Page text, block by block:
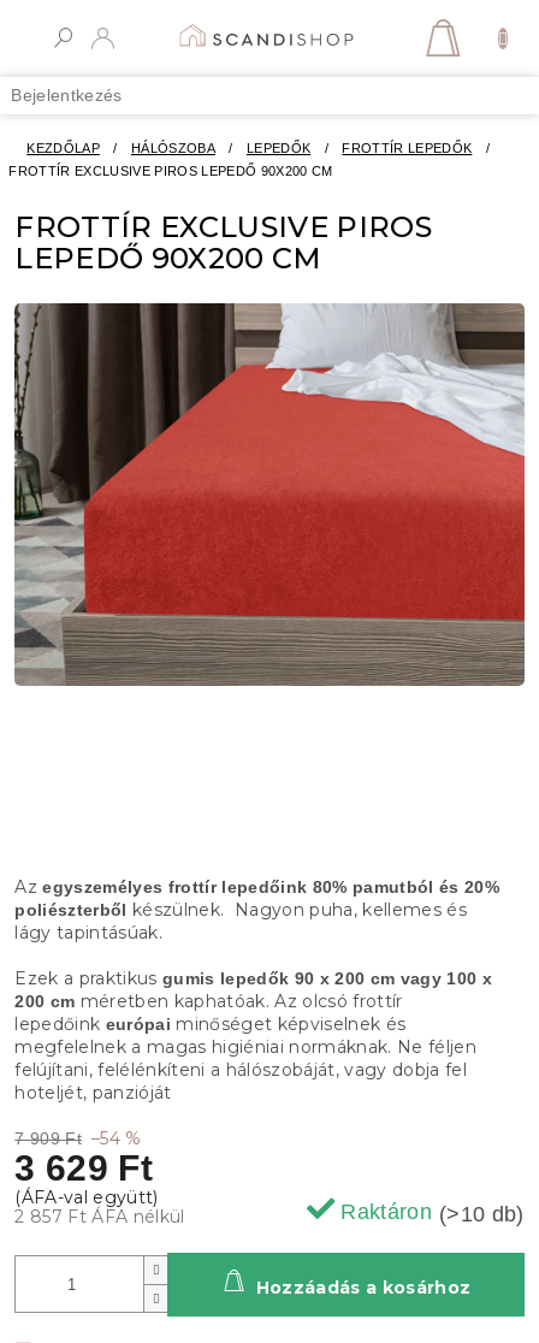
Bejelentkezés
KOSÁR
KEZDŐLAP / HÁLÓSZOBA / LEPEDŐK / FROTTÍR LEPEDŐK
/
FROTTÍR EXCLUSIVE PIROS LEPEDŐ 90X200 CM
FROTTÍR EXCLUSIVE PIROS
LEPEDŐ 90X200 CM
7 909 Ft –54 %
3 629 Ft
2 857 Ft ÁFA nélkül Raktáron (>10 db)
Hozzáadás a kosárhoz
Azegyszemélyes frottír lepedőink 80% pamutból és 20%
poliészterből készülnek.
Nagyon puha, kellemes és
lágy tapintásúak.
Ezek a praktikus gumis lepedők 90 x 200 cm vagy 100 x
200 cm méretben kaphatóak. Az olcsó frottír
lepedőink európai minőséget képviselnek és
megfelelnek a magas higiéniai normáknak. Ne féljen
felújítani, felélénkíteni a hálószobáját, vagy dobja fel
hoteljét, panzióját